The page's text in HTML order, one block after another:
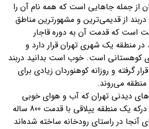
از جمله جاهایی است که همه نام آن را
از قدیمی‌ترین و مشهورترین مناطق
است که قدمت آن به دوره قاجار
در منطقه یک شهری تهران قرار دارد و
کوهستانی است. خوب است بدانید دربند
گرفته و روزانه کوهنوردان زیادی برای
منطقه می‌روند.
دیدنی تهران که آب و هوای خوبی
دارد درکه است. درکه یک منطقه ییلاقی با قدمت 800 ساله
آنجا در راستای رودخانه ساخته شده‌اند